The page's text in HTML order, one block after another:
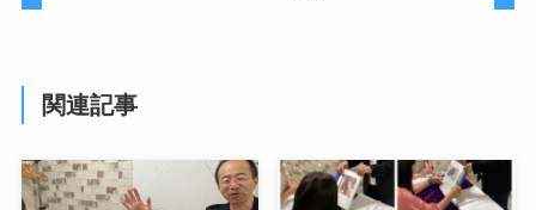
関連記事